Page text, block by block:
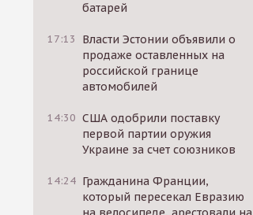
батарей
17:13
Власти Эстонии объявили о
продаже оставленных на
российской границе
автомобилей
14:30 США одобрили поставку
первой партии оружия
Украине за счет союзников
14:24 Гражданина Франции,
который пересекал Евразию